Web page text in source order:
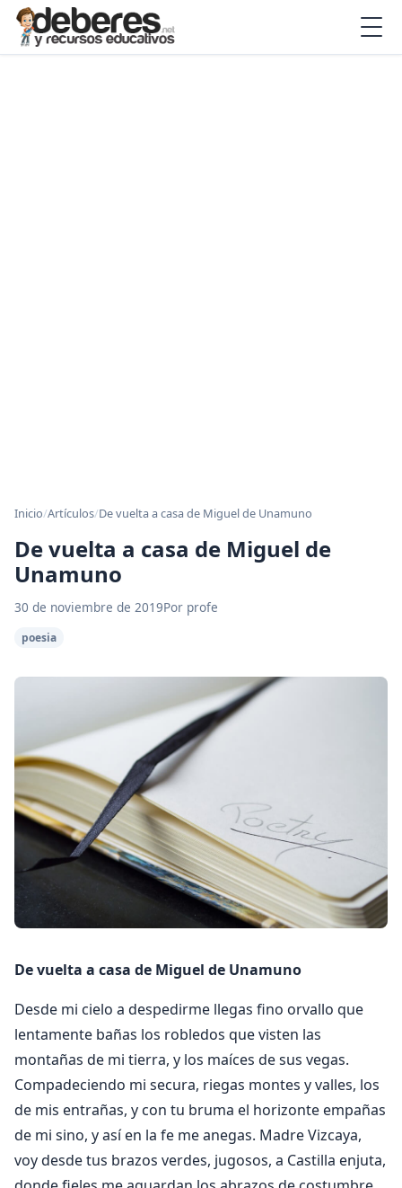
Inicio/Artículos/De vuelta a casa de Miguel de Unamuno
De vuelta a casa de Miguel de
Unamuno
30 de noviembre de 2019Por profe
poesia
De vuelta a casa de Miguel de Unamuno
Desde mi cielo a despedirme llegas fino orvallo que
lentamente bañas los robledos que visten las
montañas de mi tierra, y los maíces de sus vegas.
Compadeciendo mi secura, riegas montes y valles, los
de mis entrañas, y con tu bruma el horizonte empañas
de mi sino, y así en la fe me anegas. Madre Vizcaya,
voy desde tus brazos verdes, jugosos, a Castilla enjuta,